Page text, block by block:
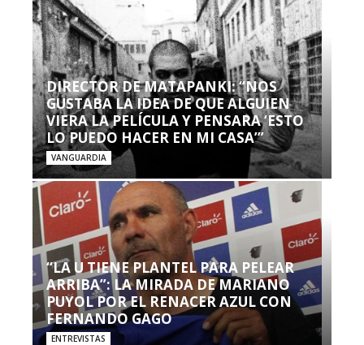
DIRECTOR DE MATAPANKI: “NOS
GUSTABA LA IDEA DE QUE ALGUIEN
VIERA LA PELÍCULA Y PENSARA ‘ESTO
LO PUEDO HACER EN MI CASA’”
VANGUARDIA
“LA U TIENE PLANTEL PARA PELEAR
ARRIBA”: LA MIRADA DE MARIANO
PUYOL POR EL RENACER AZUL CON
FERNANDO GAGO
ENTREVISTAS